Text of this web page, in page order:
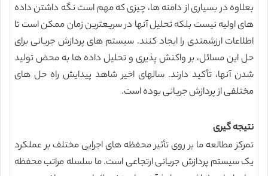
بعلاوه در بسیاری از دامنه ها، چیزی که مهم است نگه داشتن داده
های اولیه نیست بلکه تحلیل آنها در سریعترین زمان ممکن است تا
اطلاعات ارزشمندی را ایجاد کنند. سیستم های پردازش جریانی برای
حل این مسائل، بر واکنش پذیری و تحلیل داده ها به محض تولید
شدن آنها، تأکید دارند. سالهای اخیر شاهد پیدایش راه حل های
مختلفی از پردازش جریانی بوده است.
نتیجه گیری
تمرکز مطالعه ما بر روی تأثیر محفظه های اجرایی مختلف بر عملکرد
یک سیستم پردازش جریانی ارتجاعی است. ما سلسله مراتب محفظه